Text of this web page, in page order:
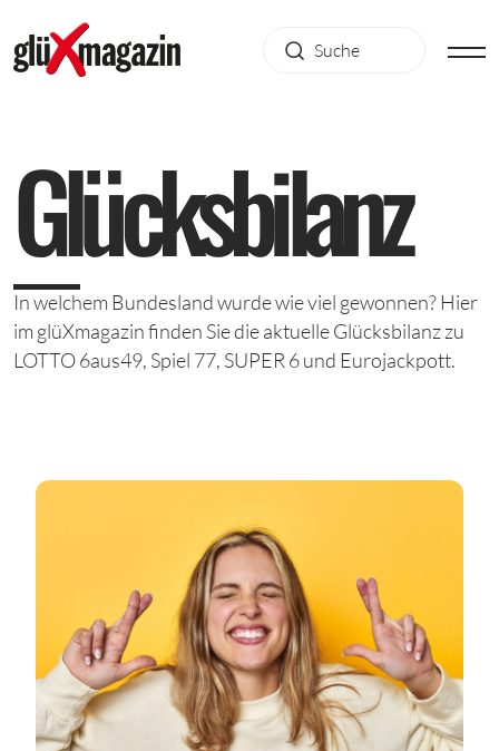
Glücksbilanz
In welchem Bundesland wurde wie viel gewonnen? Hier
im glüXmagazin finden Sie die aktuelle Glücksbilanz zu
LOTTO 6aus49, Spiel 77, SUPER 6 und Eurojackpott.